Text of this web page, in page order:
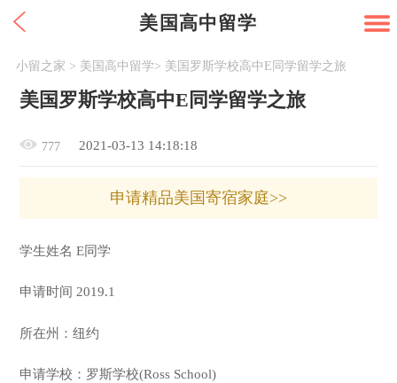
美国高中留学
小留之家 > 美国高中留学> 美国罗斯学校高中E同学留学之旅
美国罗斯学校高中E同学留学之旅
777 2021-03-13 14:18:18
申请精品美国寄宿家庭>>
学生姓名 E同学
申请时间 2019.1
所在州：纽约
申请学校：罗斯学校(Ross School)